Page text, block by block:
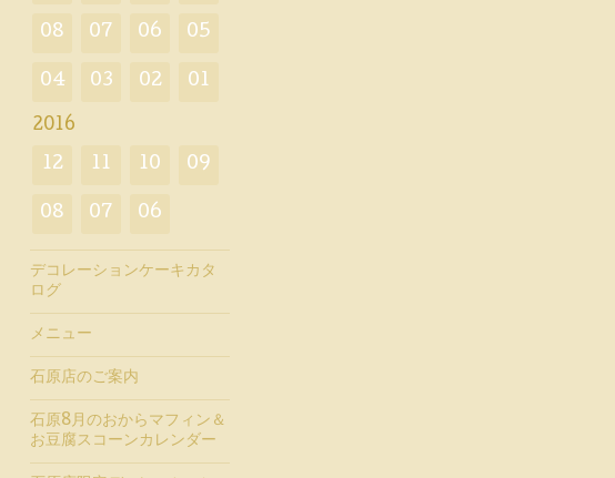
08 07 06 05
04 03 02 01
2016
12 11 10 09
08 07 06
デコレーションケーキカタ
ログ
メニュー
石原店のご案内
石原8月のおからマフィン＆
お豆腐スコーンカレンダー